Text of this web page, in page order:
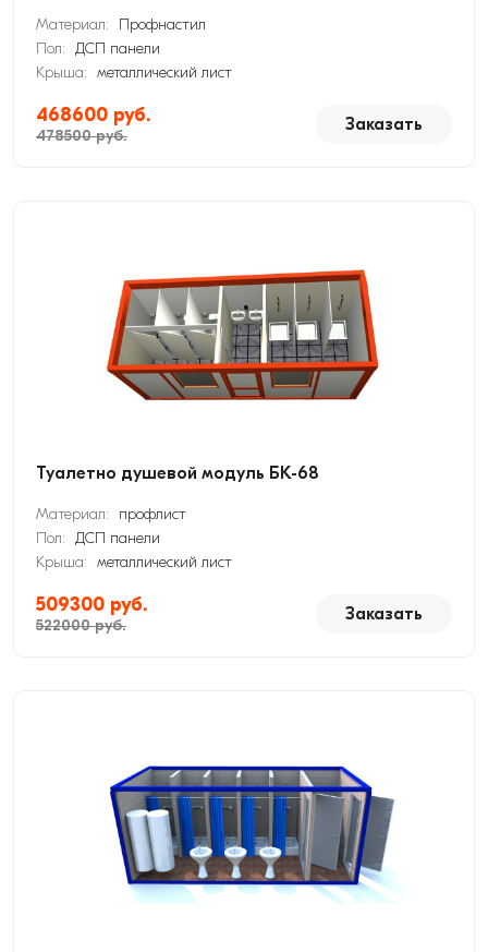
Материал:
Профнастил
Пол: ДСП панели
Крыша: металлический лист
468600 руб.
478500 руб.
Заказать
Туалетно душевой модуль БК-68
Материал:
профлист
Пол: ДСП панели
Крыша: металлический лист
509300 руб.
522000 руб.
Заказать